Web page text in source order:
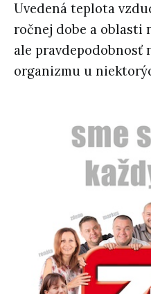
Uvedená teplota
ročnej dobe a oblasti
ale pravdepodobnosť
organizmu u